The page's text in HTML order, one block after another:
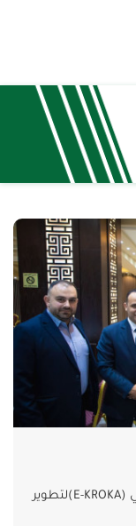
إطلاق نظام الرسم الكروكي الالكتروني الوطني (E-KROKA)لتطوير